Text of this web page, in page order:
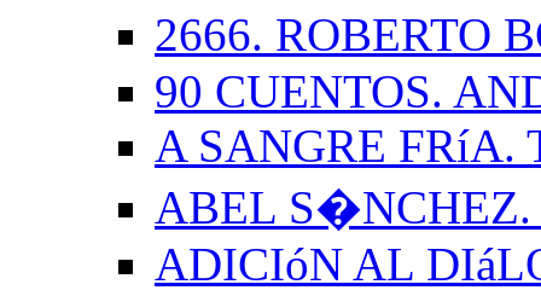
2666. ROBERTO
90 CUENTOS.
A SANGRE FRíA.
ABEL
ADICIóN AL